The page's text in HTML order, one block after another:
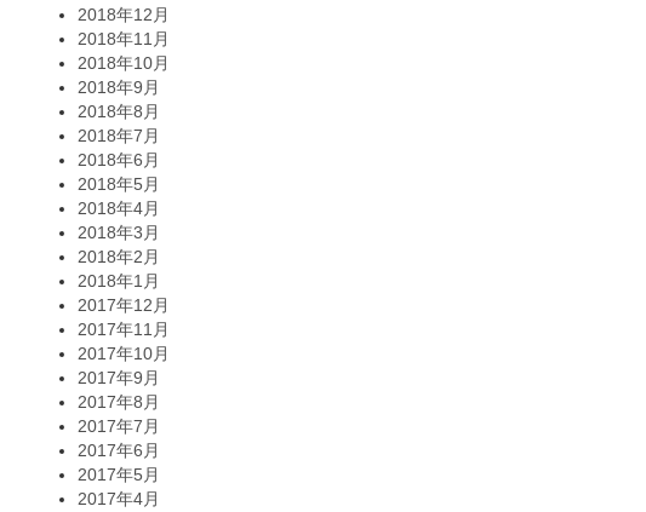
2018年12月
2018年11月
2018年10月
2018年9月
2018年8月
2018年7月
2018年6月
2018年5月
2018年4月
2018年3月
2018年2月
2018年1月
2017年12月
2017年11月
2017年10月
2017年9月
2017年8月
2017年7月
2017年6月
2017年5月
2017年4月